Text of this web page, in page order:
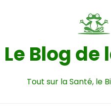
Le Blog de
Tout sur la Santé, le